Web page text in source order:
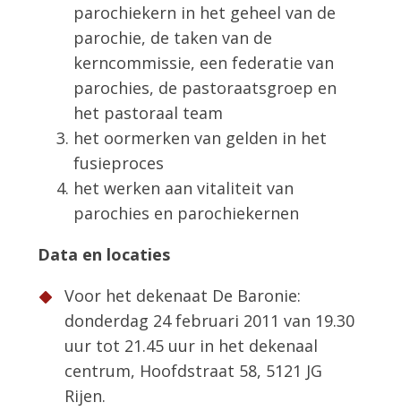
parochiekern in het geheel van de
parochie, de taken van de
kerncommissie, een federatie van
parochies, de pastoraatsgroep en
het pastoraal team
het oormerken van gelden in het
fusieproces
het werken aan vitaliteit van
parochies en parochiekernen
Data en locaties
Voor het dekenaat De Baronie:
donderdag 24 februari 2011 van 19.30
uur tot 21.45 uur in het dekenaal
centrum, Hoofdstraat 58, 5121 JG
Rijen.